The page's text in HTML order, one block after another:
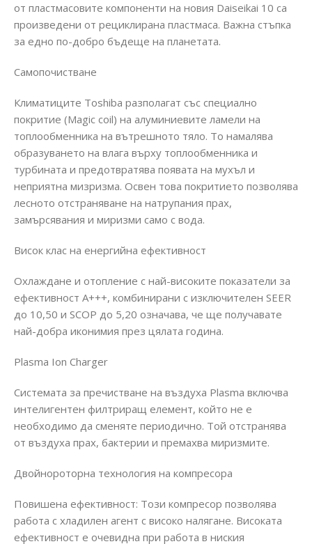
от пластмасовите компоненти на новия Daiseikai 10 са
произведени от рециклирана пластмаса. Важна стъпка
за едно по-добро бъдеще на планетата.
Самопочистване
Климатиците Toshiba разполагат със специално
покритие (Magic coil) на алуминиевите ламели на
топлообменника на вътрешното тяло. То намалява
образуването на влага върху топлообменника и
турбината и предотвратява появата на мухъл и
неприятна мизризма. Освен това покритието позволява
лесното отстраняване на натрупания прах,
замърсявания и миризми само с вода.
Висок клас на енергийна ефективност
Охлаждане и отопление с най-високите показатели за
ефективност А+++, комбинирани с изключителен SEER
до 10,50 и SCOP до 5,20 означава, че ще получавате
най-добра иконимия през цялата година.
Plasma Ion Charger
Системата за пречистване на въздуха Plasma включва
интелигентен филтриращ елемент, който не е
необходимо да сменяте периодично. Той отстранява
от въздуха прах, бактерии и премахва миризмите.
Двойнороторна технология на компресора
Повишена ефективност: Този компресор позволява
работа с хладилен агент с високо налягане. Високата
ефективност е очевидна при работа в ниския